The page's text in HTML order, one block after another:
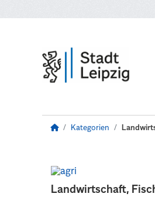
Kategorien
Landwirtschaft,